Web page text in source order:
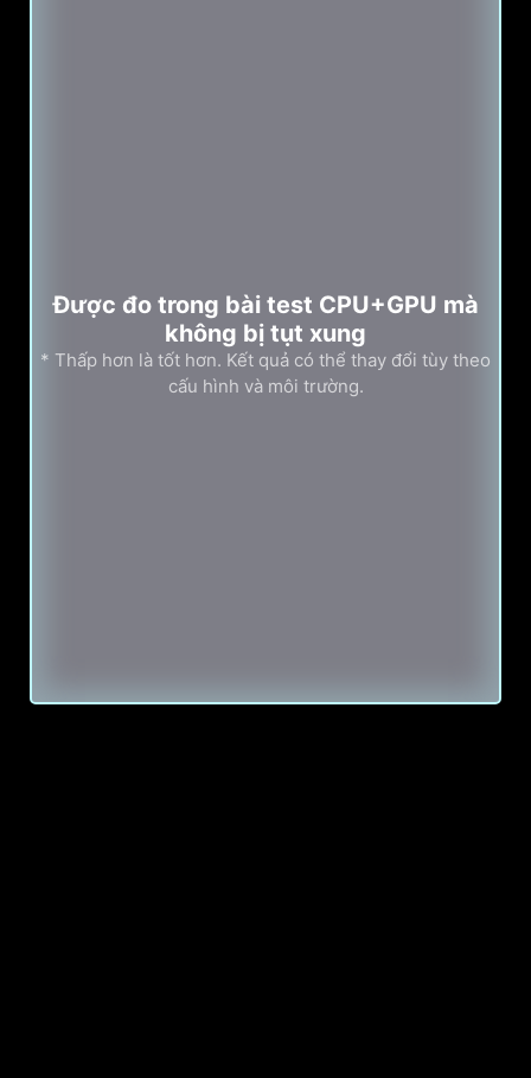
Được đo trong bài test CPU+GPU mà
không bị tụt xung
* Thấp hơn là tốt hơn. Kết quả có thể thay đổi tùy theo
cấu hình và môi trường.